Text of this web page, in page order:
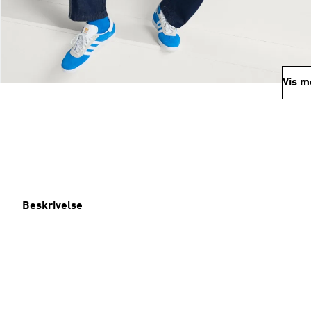
Vis
Beskrivelse